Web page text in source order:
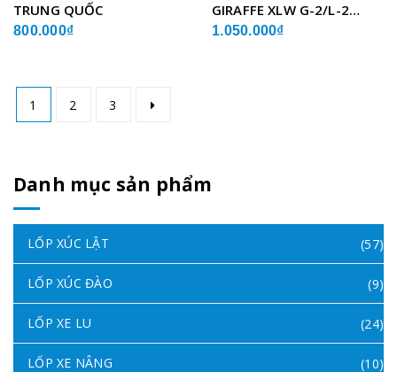
TRUNG QUỐC
800.000₫
GIRAFFE XLW G-2/L-2
GALAXY ẤN ĐỘ
1.050.000₫
1 2 3
Danh mục sản phẩm
LỐP XÚC LẬT (57)
LỐP XÚC ĐÀO (9)
LỐP XE LU (24)
LỐP XE NÂNG (10)